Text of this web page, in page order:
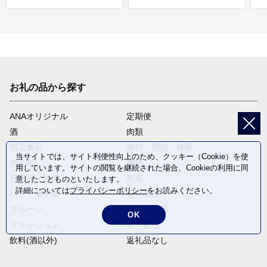
お礼の品から探す
ANAオリジナル
定期便
酒
肉類
魚介類
麺類
日用品・雑貨
パン・菓子類
電化製品
卵・乳製品
米・穀物
飲料(酒以外)
返礼品なし
当サイトでは、サイト利便性向上のため、クッキー（Cookie）を使
用しています。サイトの閲覧を継続された場合、Cookieの利用に同
意したことものといたします。
詳細についてはプライバシーポリシーをお読みください。
OK